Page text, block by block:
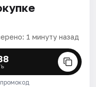
1 минуту назад